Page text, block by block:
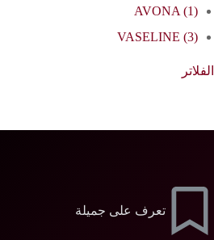
AVONA (1)
VASELINE (3)
الفلاتر
تعرف على جميلة